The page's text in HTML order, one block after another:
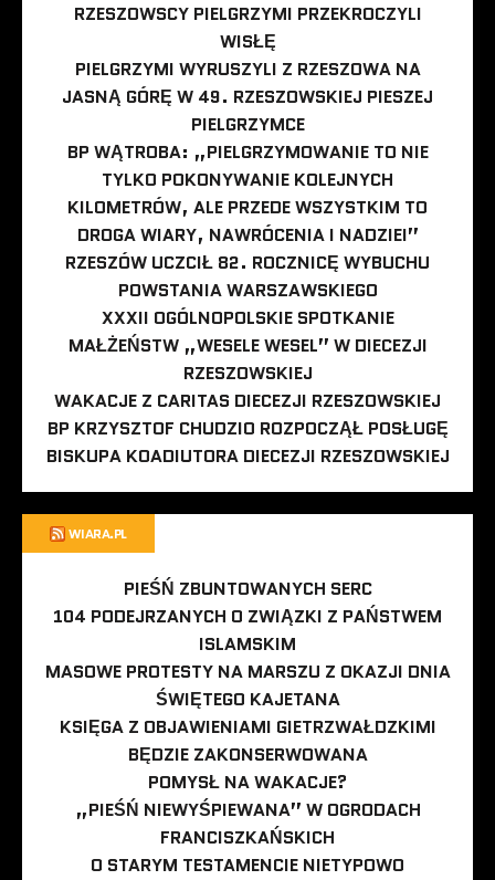
RZESZOWSCY PIELGRZYMI PRZEKROCZYLI
WISŁĘ
PIELGRZYMI WYRUSZYLI Z RZESZOWA NA
JASNĄ GÓRĘ W 49. RZESZOWSKIEJ PIESZEJ
PIELGRZYMCE
BP WĄTROBA: „PIELGRZYMOWANIE TO NIE
TYLKO POKONYWANIE KOLEJNYCH
KILOMETRÓW, ALE PRZEDE WSZYSTKIM TO
DROGA WIARY, NAWRÓCENIA I NADZIEI”
RZESZÓW UCZCIŁ 82. ROCZNICĘ WYBUCHU
POWSTANIA WARSZAWSKIEGO
XXXII OGÓLNOPOLSKIE SPOTKANIE
MAŁŻEŃSTW „WESELE WESEL” W DIECEZJI
RZESZOWSKIEJ
WAKACJE Z CARITAS DIECEZJI RZESZOWSKIEJ
BP KRZYSZTOF CHUDZIO ROZPOCZĄŁ POSŁUGĘ
BISKUPA KOADIUTORA DIECEZJI RZESZOWSKIEJ
WIARA.PL
PIEŚŃ ZBUNTOWANYCH SERC
104 PODEJRZANYCH O ZWIĄZKI Z PAŃSTWEM
ISLAMSKIM
MASOWE PROTESTY NA MARSZU Z OKAZJI DNIA
ŚWIĘTEGO KAJETANA
KSIĘGA Z OBJAWIENIAMI GIETRZWAŁDZKIMI
BĘDZIE ZAKONSERWOWANA
POMYSŁ NA WAKACJE?
„PIEŚŃ NIEWYŚPIEWANA” W OGRODACH
FRANCISZKAŃSKICH
O STARYM TESTAMENCIE NIETYPOWO